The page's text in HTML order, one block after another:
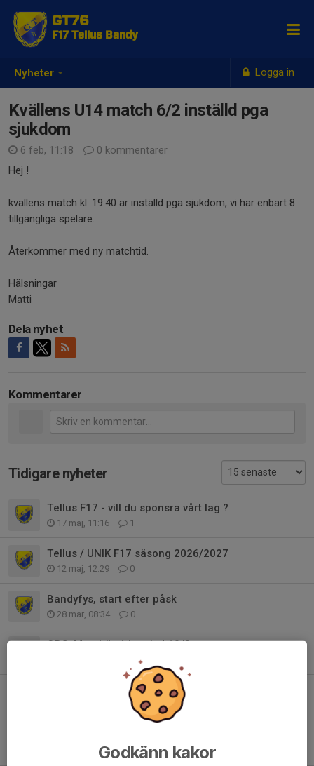
Nyheter Logga in
GT76
F17 Tellus Bandy
Kvällens U14 match 6/2 inställd pga
sjukdom
6 feb, 11:18
0 kommentarer
Hej !
kvällens match kl. 19:40 är inställd pga sjukdom, vi har enbart 8
tillgängliga spelare.
Återkommer med ny matchtid.
Hälsningar
Matti
Dela nyhet
Kommentarer
Tidigare nyheter
Tellus F17 - vill du sponsra vårt lag ?
17 maj, 11:16 1
Tellus / UNIK F17 säsong 2026/2027
12 maj, 12:29 0
Bandyfys, start efter påsk
28 mar, 08:34 0
OBS, Matchändring tisd 10/3
Träningen onsd 25/2 inställd
0
24 feb, 13:03 0
Godkänn kakor